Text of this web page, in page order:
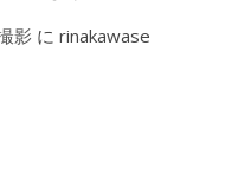
影 に rinakawase